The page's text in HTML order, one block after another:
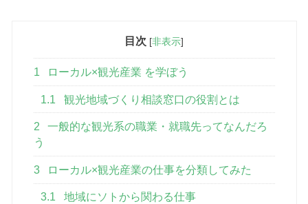
目次 [非表示]
1 ローカル×観光産業 を学ぼう
1.1 観光地域づくり相談窓口の役割とは
2
一般的な観光系の職業・就職先ってなんだろ
う
3 ローカル×観光産業の仕事を分類してみた
3.1 地域にソトから関わる仕事